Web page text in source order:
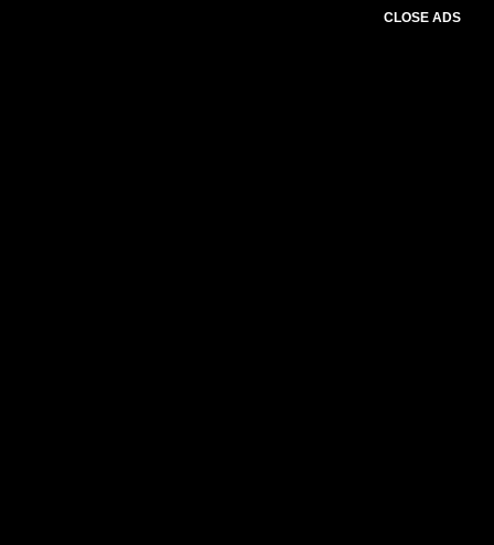
CLOSE ADS